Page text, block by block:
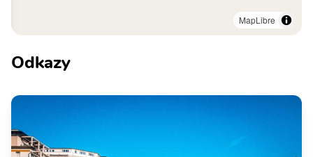
MapLibre
Odkazy